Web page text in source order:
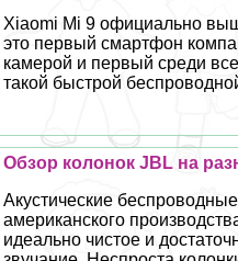
Xiaomi Mi 9 официально
это первый смартфон
камерой и первый среди
такой быстрой
Обзор колонок JBL на
Акустические
американского
идеально чистое и